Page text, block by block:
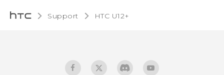
Support HTC U12+‎